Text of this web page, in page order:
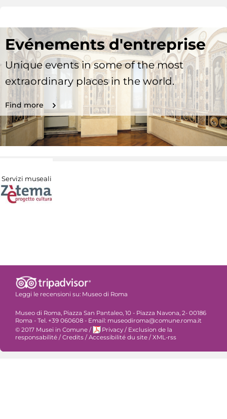
Evénements d'entreprise
Unique events in some of the most
extraordinary places in the world.
Find more
Servizi museali
Leggi le recensioni su: Museo di Roma
Museo di Roma, Piazza San Pantaleo, 10 - Piazza Navona, 2- 00186
Roma - Tel. +39 060608 - Email: museodiroma@comune.roma.it
© 2017 Musei in Comune / Privacy / Exclusion de la
responsabilité / Credits / Accessibilité du site / XML-rss